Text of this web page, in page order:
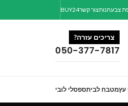
צבעחנותצור קשרBUY24
צריכים עזרה?
050-377-7817
עץמטבח לביתספסלי לובי